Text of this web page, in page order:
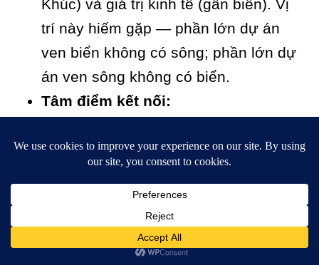
Khúc) và giá trị kinh tế (gần biển). Vị
trí này hiếm gặp — phần lớn dự án
ven biển không có sông; phần lớn dự
án ven sông không có biển.
Tâm điểm kết nối:
Quảng Ngãi (phố cũ)
25 phút tới khu kinh tế Dung Quất
(phía Bắc)
30 phút tới sân bay Chu Lai (phía